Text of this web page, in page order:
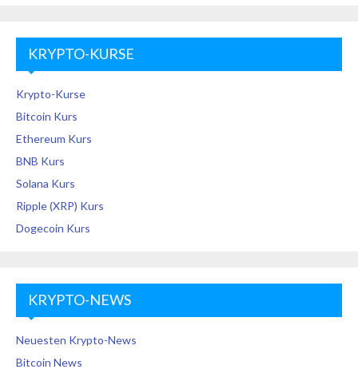
KRYPTO-KURSE
Krypto-Kurse
Bitcoin Kurs
Ethereum Kurs
BNB Kurs
Solana Kurs
Ripple (XRP) Kurs
Dogecoin Kurs
KRYPTO-NEWS
Neuesten Krypto-News
Bitcoin News